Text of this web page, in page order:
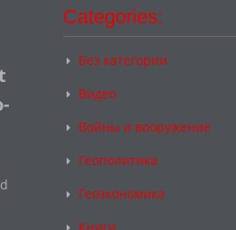
Categories:
Без категории
Видео
Войны и вооружение
Геополитика
Геоэкономика